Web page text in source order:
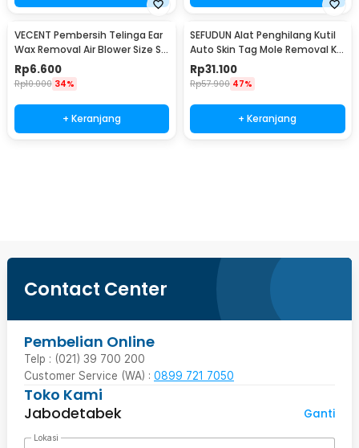
VECENT Pembersih Telinga Ear
Wax Removal Air Blower Size S -
V843
Rp6.600
Rp10.000 34%
+ Keranjang
SEFUDUN Alat Penghilang Kutil
Auto Skin Tag Mole Removal Kit
- LGV41
Rp31.100
Rp57.900 47%
+ Keranjang
Contact Center
Pembelian Online
Telp : (021) 39 700 200
Customer Service (WA) : 0899 721 7050
Toko Kami
Jabodetabek
Ganti
Lokasi